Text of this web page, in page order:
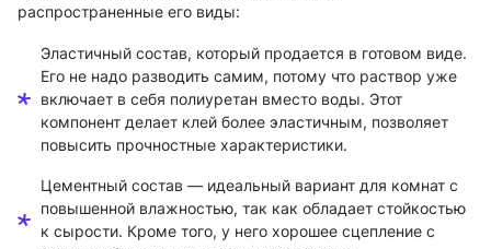
распространенные его виды:
Эластичный состав, который продается в готовом виде.
Его не надо разводить самим, потому что раствор уже
включает в себя полиуретан вместо воды. Этот
компонент делает клей более эластичным, позволяет
повысить прочностные характеристики.
Цементный состав — идеальный вариант для комнат с
повышенной влажностью, так как обладает стойкостью
к сырости. Кроме того, у него хорошее сцепление с